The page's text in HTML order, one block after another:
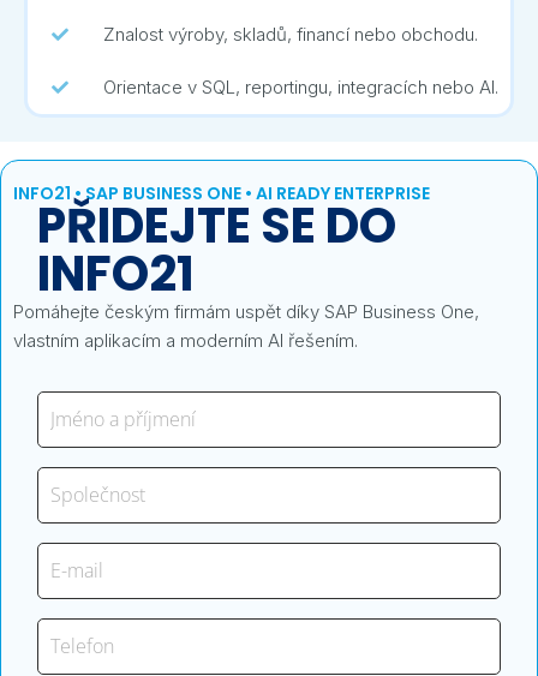
Znalost výroby, skladů, financí nebo obchodu.
Orientace v SQL, reportingu, integracích nebo AI.
INFO21 • SAP BUSINESS ONE • AI READY ENTERPRISE
PŘIDEJTE SE DO
INFO21
Pomáhejte českým firmám uspět díky SAP Business One,
vlastním aplikacím a moderním AI řešením.